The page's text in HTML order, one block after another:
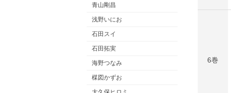
青山剛昌
浅野いにお
石田スイ
石田拓実
海野つなみ
楳図かずお
6巻